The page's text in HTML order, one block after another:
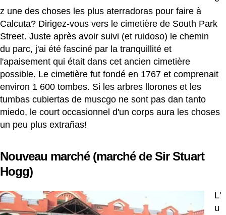
z une des choses les plus aterradoras pour faire à
Calcuta? Dirigez-vous vers le cimetière de South Park
Street. Juste après avoir suivi (et ruidoso) le chemin
du parc, j'ai été fasciné par la tranquillité et
l'apaisement qui était dans cet ancien cimetière
possible. Le cimetière fut fondé en 1767 et comprenait
environ 1 600 tombes. Si les arbres llorones et les
tumbas cubiertas de muscgo ne sont pas dan tanto
miedo, le court occasionnel d'un corps aura les choses
un peu plus extrañas!
Nouveau marché (marché de Sir Stuart
Hogg)
L'
u